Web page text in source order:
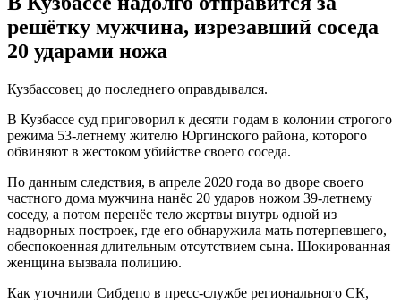
решётку мужчина, изрезавший соседа
20 ударами ножа
Кузбассовец до последнего оправдывался.
В Кузбассе суд приговорил к десяти годам в колонии строгого
режима 53-летнему жителю Юргинского района, которого
обвиняют в жестоком убийстве своего соседа.
По данным следствия, в апреле 2020 года во дворе своего
частного дома мужчина нанёс 20 ударов ножом 39-летнему
соседу, а потом перенёс тело жертвы внутрь одной из
надворных построек, где его обнаружила мать потерпевшего,
обеспокоенная длительным отсутствием сына. Шокированная
женщина вызвала полицию.
Как уточнили Сибдепо в пресс-службе регионального СК,